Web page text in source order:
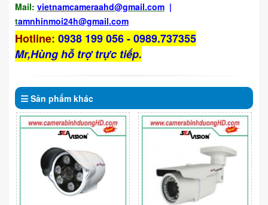
Mail: vietnamcameraahd@gmail.com |
tamnhinmoi24h@gmail.com
Hotline: 0938 199 056 - 0989.737355
Mr,Hùng hỗ trợ trực tiếp.
Sản phẩm khác